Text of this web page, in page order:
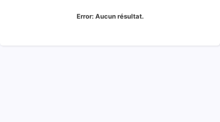
Error: Aucun résultat.